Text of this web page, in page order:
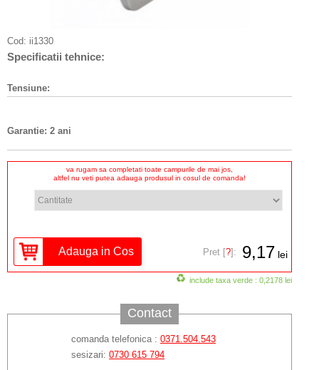
Cod: ii1330
Specificatii tehnice:
Tensiune:
Garantie: 2 ani
va rugam sa completati toate campurile de mai jos,
altfel nu veti putea adauga produsul in cosul de comanda!
Pret [?]: 9,17 lei
include taxa verde : 0,2178 lei
Contact
comanda telefonica : 0371.504.543
sesizari: 0730 615 794